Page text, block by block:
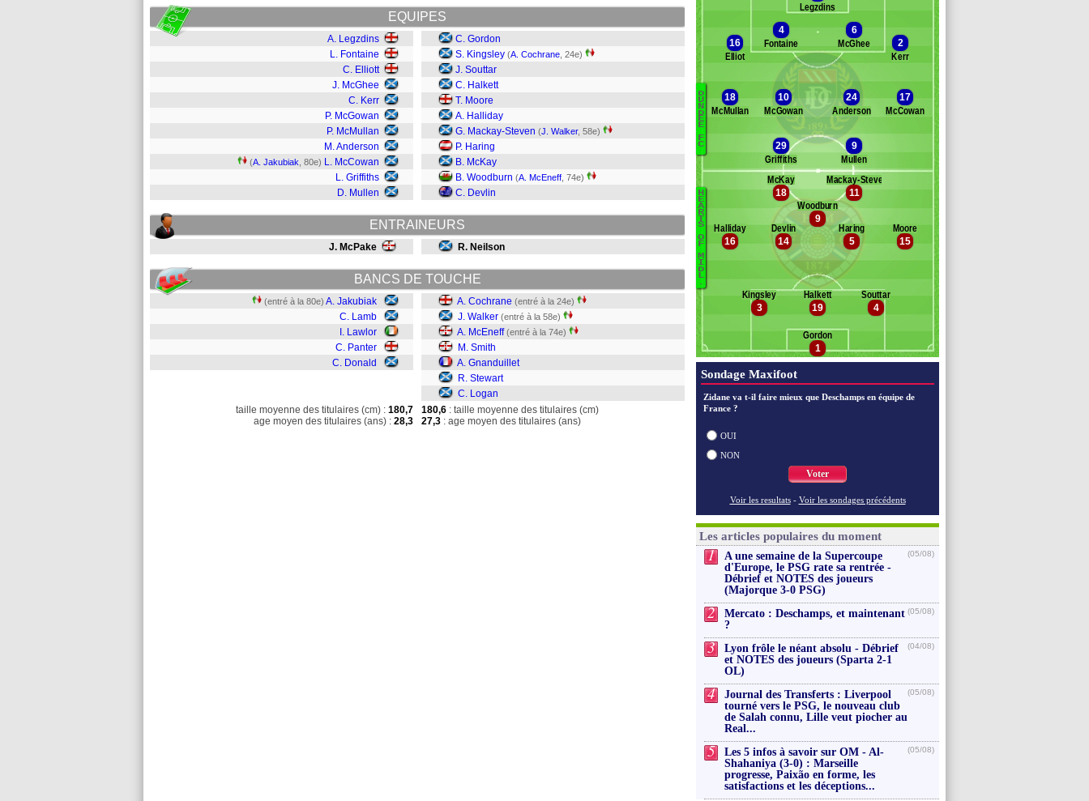
EQUIPES
A. Legzdins
L. Fontaine
C. Elliott
J. McGhee
C. Kerr
P. McGowan
P. McMullan
M. Anderson
(A. Jakubiak , 80e) L. McCowan
L. Griffiths
D. Mullen
C. Gordon
S. Kingsley (A. Cochrane , 24e)
J. Souttar
C. Halkett
T. Moore
A. Halliday
G. Mackay-Steven (J. Walker, 58e)
P. Haring
B. McKay
B. Woodburn (A. McEneff , 74e)
C. Devlin
ENTRAINEURS
J. McPake R. Neilson
BANCS DE TOUCHE
(entré à la 80e) A. Jakubiak
C. Lamb
I. Lawlor
C. Panter
C. Donald
A. Cochrane (entré à la 24e)
J. Walker (entré à la 58e)
A. McEneff (entré à la 74e)
M. Smith
A. Gnanduillet
R. Stewart
C. Logan
taille moyenne des titulaires (cm) : 180,7
age moyen des titulaires (ans) : 28,3
180,6 : taille moyenne des titulaires (cm)
27,3 : age moyen des titulaires (ans)
Banc des remplaçantsDundee FC
Donald
Panter
Jakubiak
D
U
N
D
E
E
F
C
Banc des remplaçants Hearts of Midl.
Stewart
Gnanduillet
McEneff
Walker
Cochrane
H
E
A
R
T
S
O
F
M
I
D
L
.
Legzdins
4
Fontaine
6
McGhee
16
Elliot
2
Kerr
18
McMullan
10
McGowan
24
Anderson
17
McCowan
29
Griffiths
9
Mullen
1
Gordon
4
Souttar
19
Halkett
3
Kingsley
15
Moore
5
Haring
14
Devlin
16
Halliday
9
Woodburn
11
Mackay-Steven
18
McKay
Sondage Maxifoot
Zidane va t-il faire mieux que Deschamps en équipe de
France ?
OUI
NON
Voter
Voir les resultats - Voir les sondages précédents
Les articles populaires du moment
1
A une semaine de la Supercoupe
d'Europe, le PSG rate sa rentrée -
Débrief et NOTES des joueurs
(Majorque 3-0 PSG)
(05/08)
2
Mercato : Deschamps, et maintenant
?
(05/08)
3
Lyon frôle le néant absolu - Débrief
et NOTES des joueurs (Sparta 2-1
OL)
(04/08)
4
Journal des Transferts : Liverpool
tourné vers le PSG, le nouveau club
de Salah connu, Lille veut piocher au
Real...
(05/08)
5
Les 5 infos à savoir sur OM - Al-
Shahaniya (3-0) : Marseille
progresse, Paixão en forme, les
satisfactions et les déceptions...
(05/08)